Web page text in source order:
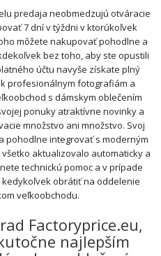
predaja neobmedzujú otváracie
7 dní v týždni v ktorúkoľvek
môžete nakupovať pohodlne a
bez toho, aby ste opustili
účtu navyše získate plný
profesionálnym fotografiám a
s dámskym oblečením
ponuky atraktívne novinky a
množstvo ani množstvo. Svoj
pohodlne integrovať s moderným
aktualizovalo automaticky a
technickú pomoc a v prípade
obrátiť na oddelenie
veľkoobchodu.
Factoryprice.eu,
najlepším